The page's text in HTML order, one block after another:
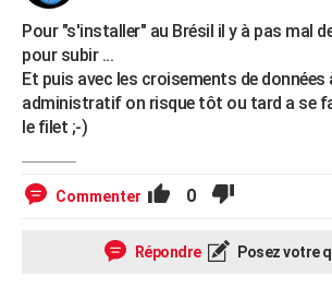
Pour "s'installer" au Brésil il y à pas mal
pour subir ...
Et puis avec les croisements de données
administratif on risque tôt ou tard a se
le filet ;-)
Commenter 0
Répondre Posez votre